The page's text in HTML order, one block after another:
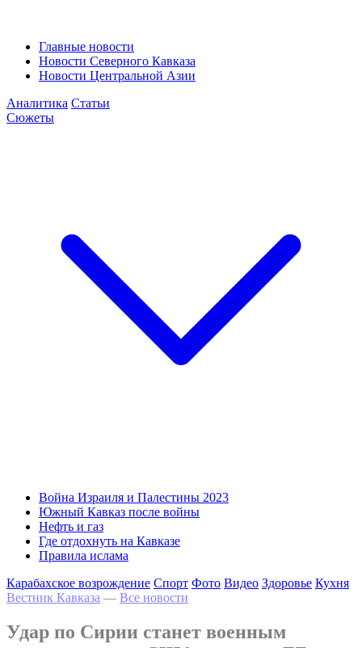
Главные новости
Новости Северного Кавказа
Новости Центральной Азии
Аналитика Статьи
Сюжеты
Война Израиля и Палестины 2023
Южный Кавказ после войны
Нефть и газ
Где отдохнуть на Кавказе
Правила ислама
Карабахское возрождение Спорт Фото Видео Здоровье Кухня
Вестник Кавказа — Все новости
Удар по Сирии станет военным